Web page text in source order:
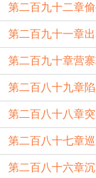
第二百九十二章
第二百九十一章
第二百九十章营
第二百八十九章
第二百八十八章
第二百八十七章
第二百八十六章